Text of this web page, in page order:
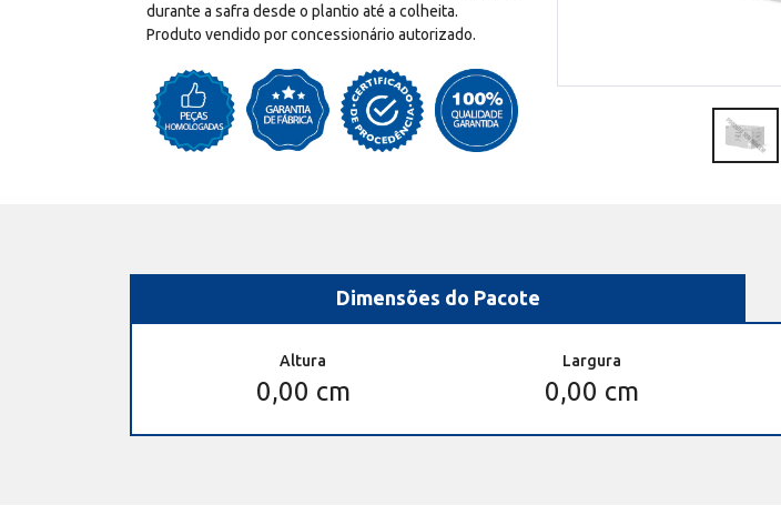
durante a safra desde o plantio até a colheita.
Produto vendido por concessionário autorizado.
Dimensões do Pacote
Altura
0,00 cm
Largura
0,00 cm